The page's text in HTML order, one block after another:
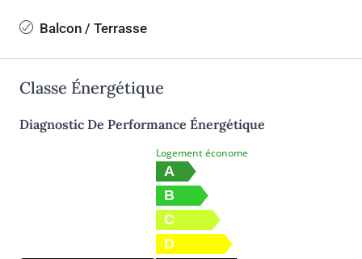
Balcon / Terrasse
Classe Énergétique
Diagnostic De Performance Énergétique
Logement économe
A
B
C
D